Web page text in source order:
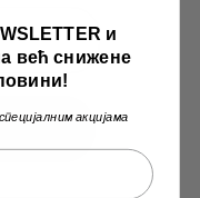
и
већ снижене
акцијама